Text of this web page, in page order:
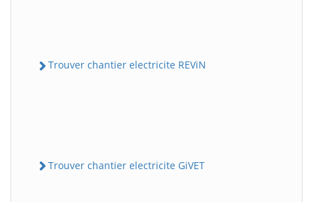
Trouver chantier electricite REViN
Trouver chantier electricite GiVET